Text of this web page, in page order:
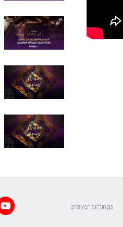
prayer-timings